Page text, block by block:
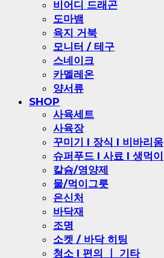
비어디 드래곤
도마뱀
육지 거북
모니터 / 테구
스네이크
카멜레온
양서류
SHOP
사육세트
사육장
꾸미기 l 장식 l 비바리움
슈퍼푸드 l 사료 l 생먹이
칼슘/영양제
물/먹이그릇
은신처
바닥재
조명
소켓 / 바닥 히팅
청소 l 편의 ㅣ 기타